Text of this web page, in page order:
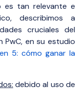
es tan relevante e
describimos a
cruciales del
en su estudio
5: cómo ganar la
debido al uso de